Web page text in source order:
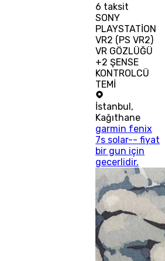
6 taksit
SONY
PLAYSTATİON
VR2 (PS VR2)
VR GÖZLÜĞÜ
+2 ŞENSE
KONTROLCÜ
TEMİ
İstanbul,
Kağıthane
garmin fenix
7s solar-- fiyat
bir gun için
gecerlidir.